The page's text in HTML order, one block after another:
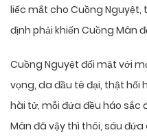
liếc mắt cho Cuồng Nguyệt,
định phải khiến Cuồng Mân
Cuồng Nguyệt đối mặt với
vọng, da đầu tê đại, thật hối
hài tử, mỗi đứa đều háo sắc
Mân đã vậy thì thôi, sáu